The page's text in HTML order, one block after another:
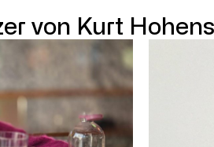
von Kurt